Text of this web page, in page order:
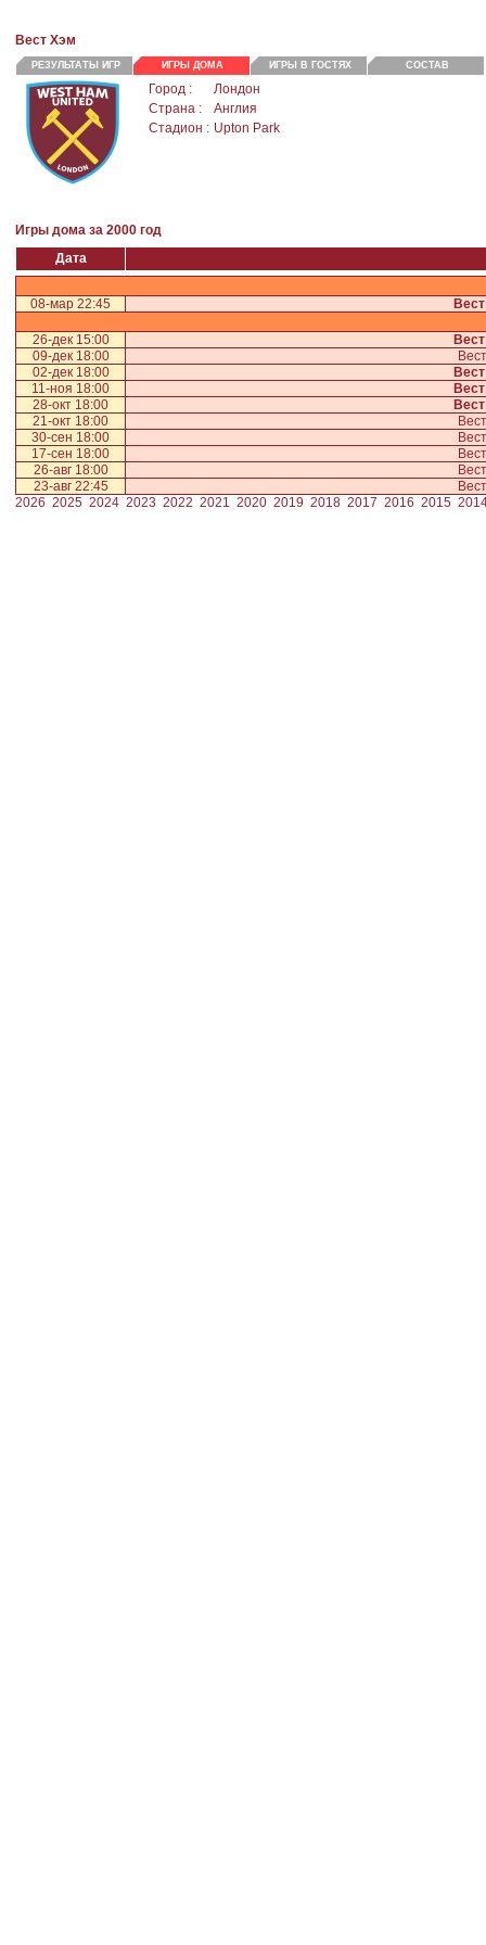
Вест Хэм
РЕЗУЛЬТАТЫ ИГР ИГРЫ ДОМА ИГРЫ В ГОСТЯХ СОСТАВ
Город :
Лондон
Страна :
Англия
Стадион : Upton Park
Игры дома за 2000 год
Дата
08-мар 22:45
26-дек 15:00
09-дек 18:00
02-дек 18:00
11-ноя 18:00
28-окт 18:00
21-окт 18:00
30-сен 18:00
17-сен 18:00
26-авг 18:00
23-авг 22:45
2026 2025 2024 2023 2022 2021 2020 2019 2018 2017 2016 2015